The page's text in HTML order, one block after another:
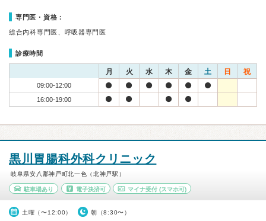
専門医・資格：
総合内科専門医、呼吸器専門医
診療時間
月 火 水 木 金 土 日 祝
09:00-12:00
16:00-19:00
黒川胃腸科外科クリニック
岐阜県安八郡神戸町北一色（北神戸駅）
駐車場あり 電子決済可 マイナ受付 (スマホ可)
土曜（〜12:00） 朝（8:30〜）